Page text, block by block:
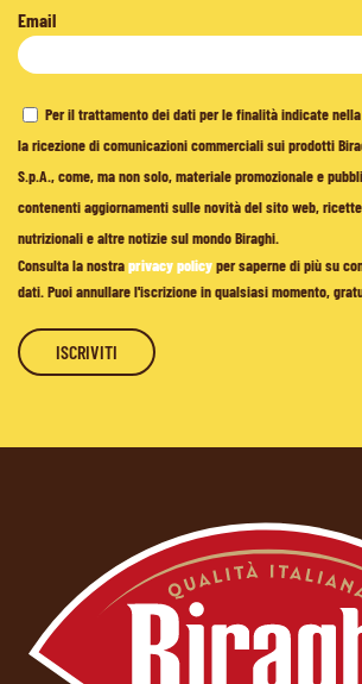
Email
Per il trattamento dei dati per le finalità indicate
la ricezione di comunicazioni commerciali sui prodotti
S.p.A., come, ma non solo, materiale promozionale e
contenenti aggiornamenti sulle novità del sito web,
nutrizionali e altre notizie sul mondo Biraghi.
Consulta la nostraprivacy policyper saperne di più su
dati. Puoi annullare l'iscrizione in qualsiasi momento,